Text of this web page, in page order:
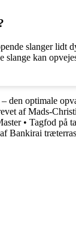
slanger lidt
kan
den optimale
af Mads-
• Tagfod på
Bankirai